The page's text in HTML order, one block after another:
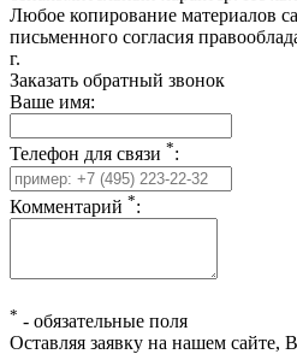
Любое копирование материалов
письменного согласия
г.
Заказать обратный звонок
Ваше имя:
Телефон для связи *:
Комментарий *:
* - обязательные поля
Оставляя заявку на нашем сайте,